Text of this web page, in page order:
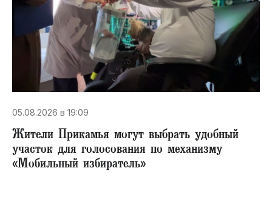
05.08.2026 в 19:09
Жители Прикамья могут выбрать удобный
участок для голосования по механизму
«Мобильный избиратель»